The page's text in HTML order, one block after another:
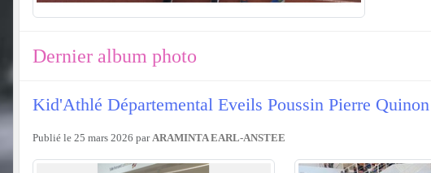
Dernier album photo
Kid'Athlé Départemental Eveils Poussin Pierre
Publié le 25 mars 2026 parARAMINTA EARL-ANSTEE